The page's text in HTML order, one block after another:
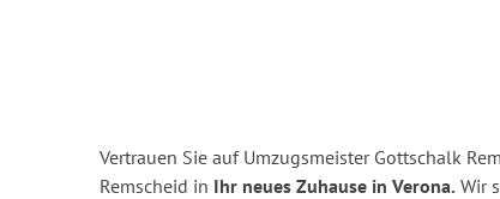
Vertrauen Sie auf Umzugsmeister Gottschalk
Remscheid in Ihr neues Zuhause in Verona. Wir